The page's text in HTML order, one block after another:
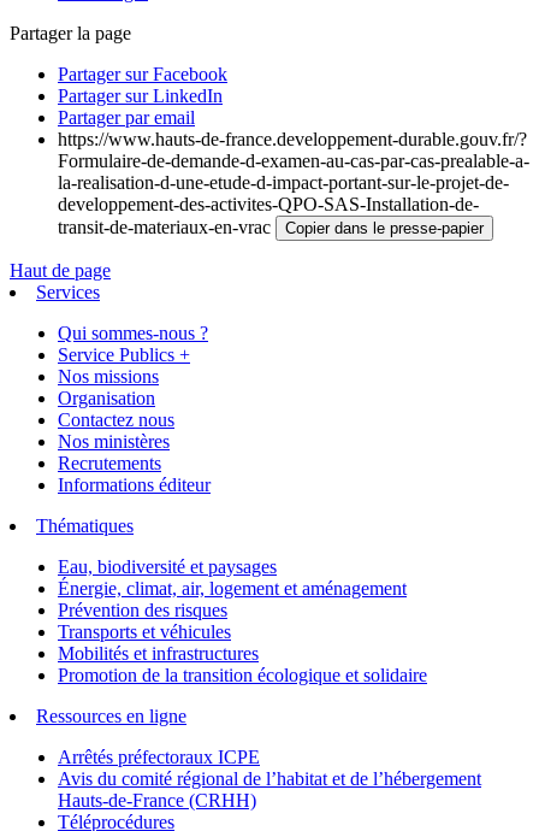
Partager la page
Partager sur Facebook
Partager sur LinkedIn
Partager par email
https://www.hauts-de-france.developpement-durable.gouv.fr/?
Formulaire-de-demande-d-examen-au-cas-par-cas-prealable-a-
la-realisation-d-une-etude-d-impact-portant-sur-le-projet-de-
developpement-des-activites-QPO-SAS-Installation-de-
transit-de-materiaux-en-vrac
Copier dans le presse-papier
Haut de page
Services
Qui sommes-nous ?
Service Publics +
Nos missions
Organisation
Contactez nous
Nos ministères
Recrutements
Informations éditeur
Thématiques
Eau, biodiversité et paysages
Énergie, climat, air, logement et aménagement
Prévention des risques
Transports et véhicules
Mobilités et infrastructures
Promotion de la transition écologique et solidaire
Ressources en ligne
Arrêtés préfectoraux ICPE
Avis du comité régional de l’habitat et de l’hébergement
Hauts-de-France (CRHH)
Téléprocédures